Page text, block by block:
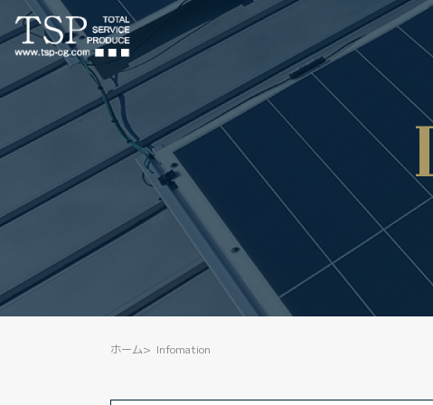
ホーム Infomation